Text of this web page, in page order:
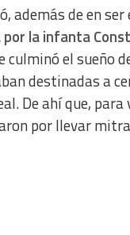
además de en
la infanta
culminó el sueño
destinadas a
De ahí que,
por llevar